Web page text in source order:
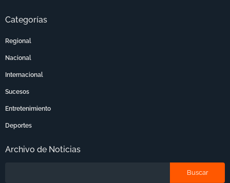
Categorías
Regional
Nacional
Internacional
Sucesos
Entretenimiento
Deportes
Archivo de Noticias